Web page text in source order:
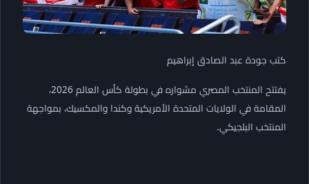
كتب جودة عبد الصادق إبراهيم
يفتتح المنتخب المصري مشواره في بطولة كأس العالم 2026،
المقامة في الولايات المتحدة الأمريكية وكندا والمكسيك، بمواجهة
المنتخب البلجيكي.